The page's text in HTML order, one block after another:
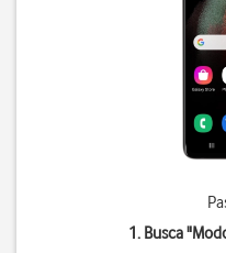
1. Busca "